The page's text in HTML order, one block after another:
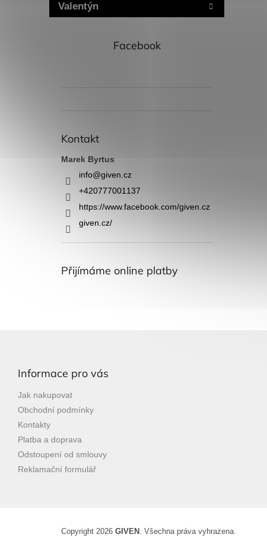
Valentýn
Facebook
Kontakt
Marek Byrtus
info@given.cz
+420777001137
https://www.facebook.com/given.cz
given.cz/
Přijímáme online platby
Informace pro vás
Jak nakupovat
Obchodní podmínky
Kontakty
Platba a doprava
Odstoupení od smlouvy
Reklamační formulář
Copyright 2026 GIVEN . Všechna práva vyhrazena.